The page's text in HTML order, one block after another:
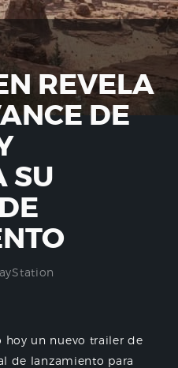
REVELA
DE
SU
hoy un nuevo trailer de
de lanzamiento para